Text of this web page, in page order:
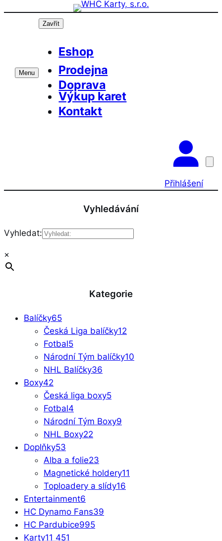
Přeskočit
Menu
Zavřít
Eshop
Prodejna
Doprava
Výkup karet
Kontakt
Přihlášení
Vyhledávání
Vyhledat:
×
Kategorie
Balíčky65
Česká Liga balíčky12
Fotbal5
Národní Tým balíčky10
NHL Balíčky36
Boxy42
Česká liga boxy5
Fotbal4
Národní Tým Boxy9
NHL Boxy22
Doplňky53
Alba a folie23
Magnetické holdery11
Toploadery a slídy16
Entertainment6
HC Dynamo Fans39
HC Pardubice995
Karty11 451
Prázdninová otevírací doba prodejny! PO a
ST 10-17, SO 11-15